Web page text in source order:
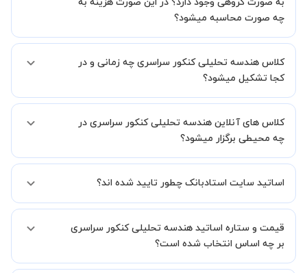
چه صورت محاسبه میشود؟
هستند اما در صورتیکه مایل هستید کلاس ها را در کنار دوستان و یا
آشنایان خود به صورت گروهی برگزار کنید، این امکان وجود دارد. در این
ی کل جلسه اضافه خواهد شد.
کلاس هندسه تحلیلی کنکور سراسری چه زمانی و در
کجا تشکیل میشود؟
بین شما و استاد تعیین خواهد شد.
همچنین کلاس های خصوصی به طور کلی در منزل شاگرد برگزار میشود. در
کلاس در یک مکان عمومی مانند کتابخانه با استاد خود هماهنگی لازم را
انجام دهید.
کلاس های آنلاین هندسه تحلیلی کنکور سراسری در
چه محیطی برگزار میشود؟
اساتید سایت استادبانک چطور تایید شده اند؟
در صورت رضایت از شیوه تدریس، استاد مجوز فعالیت در استادبانک را
دریافت میکند.
اساس رضایت شاگرد بررسی میکند.
قیمت و ستاره اساتید هندسه تحلیلی کنکور سراسری
بر چه اساس انتخاب شده است؟